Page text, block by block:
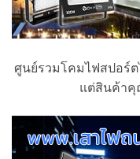
ศูนย์รวมโคมไฟสปอร์ต
แต่สินค้าคุ